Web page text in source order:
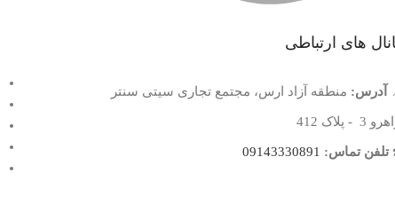
های ارتباطی
آدرس: منطقه آزاد ارس، مجتمع تجاری سیتی سنتر
3 - پلاک 412
تلفن تماس: 09143330891